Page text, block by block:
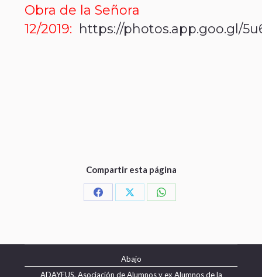
Obra de la Señora
12/2019: https://photos.app.goo.gl/
Compartir esta página
Abajo
ADAYEUS, Asociación de Alumnos y ex Alumnos de la